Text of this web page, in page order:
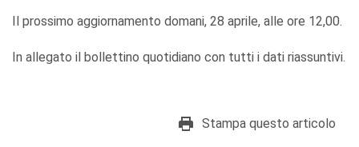
Il prossimo aggiornamento domani, 28 aprile, alle ore 12,00.
In allegato il bollettino quotidiano con tutti i dati riassuntivi.
Stampa questo articolo